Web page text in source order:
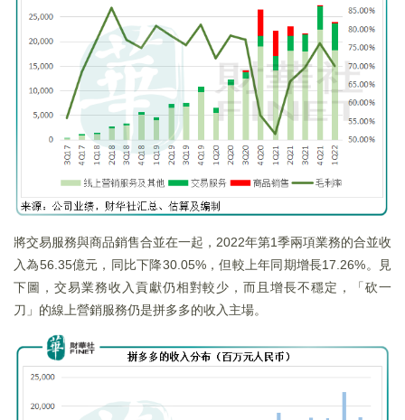
將交易服務與商品銷售合並在一起，2022年第1季兩項業務的合並收
入為56.35億元，同比下降30.05%，但較上年同期增長17.26%。見
下圖，交易業務收入貢獻仍相對較少，而且增長不穩定，「砍一
刀」的線上營銷服務仍是拼多多的收入主場。